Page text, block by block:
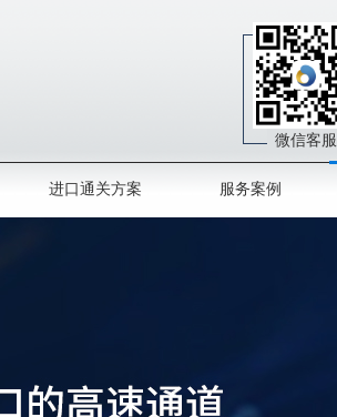
微信客服
进口通关方案 服务案例